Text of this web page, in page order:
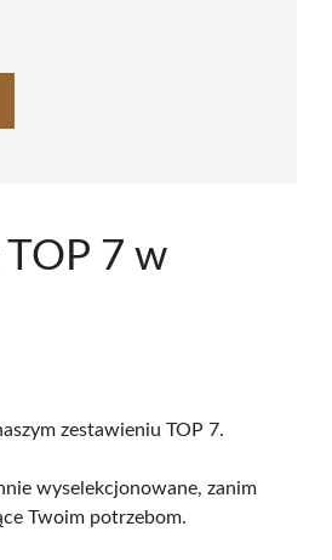
7 w
zestawieniu TOP 7.
wyselekcjonowane, zanim
Twoim potrzebom.